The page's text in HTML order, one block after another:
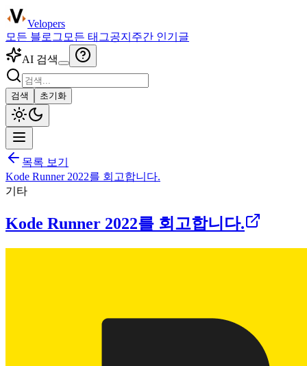
Velopers
모든 블로그 모든 태그공지 주간 인기글
AI 검색
검색 초기화
목록 보기
Kode Runner 2022를 회고합니다.
기타
Kode Runner 2022를 회고합니다.